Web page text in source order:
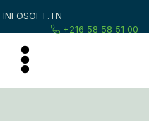
INFOSOFT.TN
+216 58 58 51 00